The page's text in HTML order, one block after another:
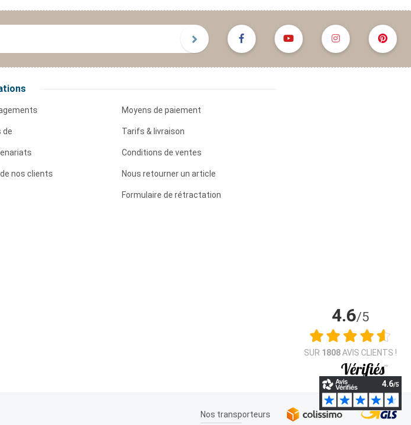
de
nos clients
Moyens de paiement
Tarifs & livraison
Conditions de ventes
Nous retourner un article
Formulaire de rétractation
4.6/5
SUR 1808AVIS CLIENTS !
Nos transporteurs